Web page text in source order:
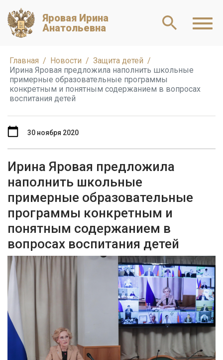
Яровая Ирина
Анатольевна
Главная Новости
Защита детей
Ирина Яровая предложила наполнить школьные
примерные образовательные программы
конкретным и понятным содержанием в вопросах
воспитания детей
Ирина Яровая предложила
наполнить школьные
примерные образовательные
программы конкретным и
понятным содержанием в
вопросах воспитания детей
30 ноября 2020